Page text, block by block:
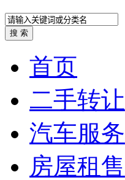
首页
二手转让
汽车服务
房屋租售